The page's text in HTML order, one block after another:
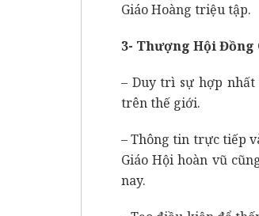
Giáo Hoàng triệu tập.
3- Thượng Hội Đồng
– Duy trì sự hợp nhất
trên thế giới.
– Thông tin trực tiếp
Giáo Hội hoàn vũ
nay.